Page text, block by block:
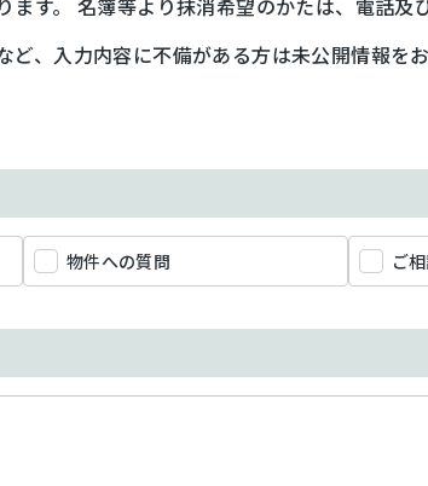
す。 名簿等より抹消希望のかたは、電話及
、入力内容に不備がある方は未公開情報を
物件への質問 ご